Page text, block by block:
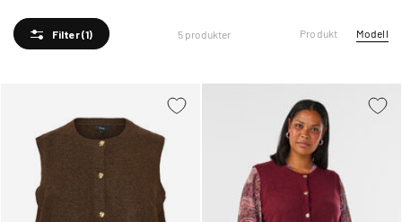
Filter(1) 5 produkter Produkt Modell